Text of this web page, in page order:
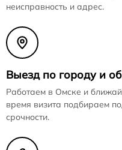
неисправность и адрес.
Выезд по городу и
Работаем в Омске и
время визита подбираем
срочности.